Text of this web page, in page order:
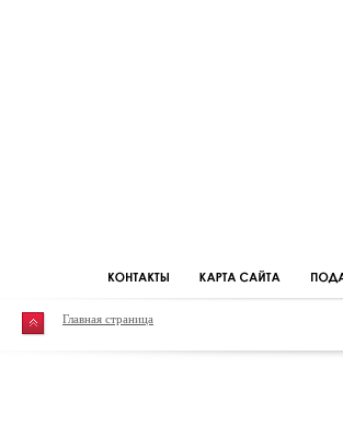
Главная страница